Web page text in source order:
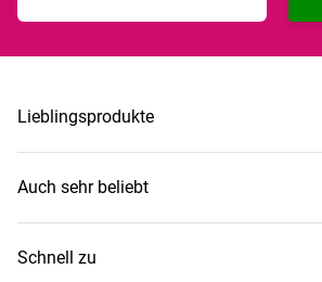
Lieblingsprodukte
Auch sehr beliebt
Schnell zu